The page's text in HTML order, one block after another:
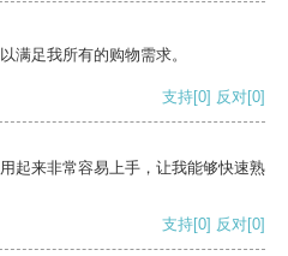
满足我所有的购物需求。
支持[0] 反对[0]
起来非常容易上手，让我能够快速熟
支持[0] 反对[0]